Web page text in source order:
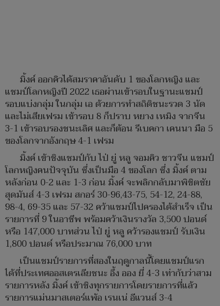
มิ้งค์ ออกคิวได้สมราคาอันดับ 1 ของโลกหญิง และ
แชมป์โลกหญิงปี 2022 เธอผ่านเข้ารอบในฐานะแชมป์
รอบแบ่งกลุ่ม ในกลุ่ม เอ ด้วยการทำสถิติชนะรวด 3 นัด
และไม่เสียเฟรม เข้ารอบ 8 ก็ปราบ หยาง เหมิง จากจีน
3-1 เข้ารอบรองชนะเลิศ และก็ต้อน รีเบคกา เคนนา มือ 5
ของโลกจากอังกฤษ 4-1 เฟรม
มิ้งค์ เข้าชิงแชมป์กับ ไป่ ยู่ หลู จอมคิว ชาวจีน แชมป์
โลกหญิงคนปัจจุบัน ซึ่งเป็นมือ 4 ของโลก ซึ่ง มิ้งค์ ตาม
หลังก่อน 0-2 และ 1-3 ก่อน มิ้งค์ จะพลิกกลับมาพิชิตชัย
สุดมันส์ 4-3 เฟรม สกอร์ 30-96,43-75, 54-12, 24-88,
98-4, 69-35 และ 57-32 คว้าแชมป์ไปครองได้สำเร็จ เป็น
รายการที่ 9 ในอาชีพ พร้อมคว้าเงินรางวัล 3,500 ปอนด์
หรือ 147,000 บาทส่วน ไป่ ยู่ หลู คว้ารองแชมป์ รับเงิน
1,800 ปอนด์ หรือประมาณ 76,000 บาท
เป็นแชมป์รายการที่สองในฤดูกาลนี้โดยแชมป์แรก
ได้ที่ประเทศออสเตรเลียชนะ อึ้ง ออง ยี่ 4-3 เท่ากับว่าสาม
รายการหลัง มิ้งค์ เข้าชิงทุกรายการโดยรายการที่แล้ว
รายการแม่นมาสเตอร์แพ้อ เรนเน่ อีแวนส์ 3-4